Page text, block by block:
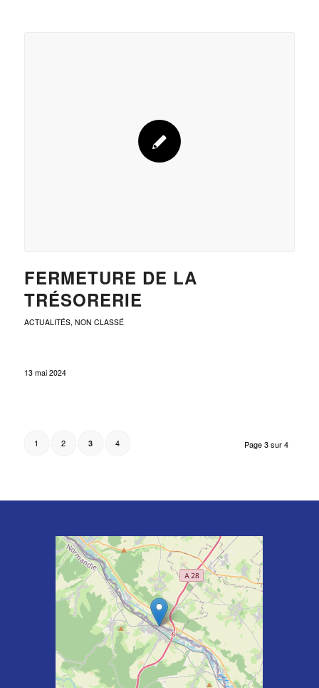
FERMETURE DE LA
TRÉSORERIE
ACTUALITÉS, NON CLASSÉ
13 mai 2024
Page 3 sur 4
1 2 3 4